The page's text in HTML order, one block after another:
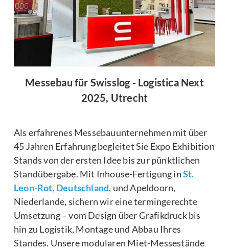
Messebau für Swisslog - Logistica Next
2025, Utrecht
Als erfahrenes Messebauunternehmen mit über
45 Jahren Erfahrung begleitet Sie Expo Exhibition
Stands von der ersten Idee bis zur pünktlichen
Standübergabe. Mit Inhouse-Fertigung inSt.
Leon-Rot, Deutschland, und Apeldoorn,
Niederlande, sichern wir eine termingerechte
Umsetzung – vom Design über Grafikdruck bis
hin zu Logistik, Montage und Abbau Ihres
Standes. Unsere modularen Miet-Messestände